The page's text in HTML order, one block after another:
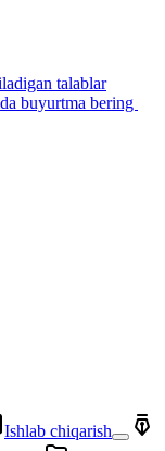
talablar
buyurtma bering
Ishlab chiqarish